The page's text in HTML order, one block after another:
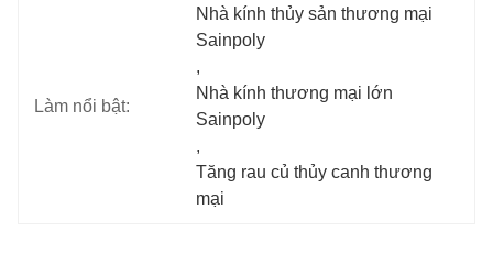
Làm nổi bật:
Nhà kính thủy sản thương mại
Sainpoly
,
Nhà kính thương mại lớn
Sainpoly
,
Tăng rau củ thủy canh thương
mại